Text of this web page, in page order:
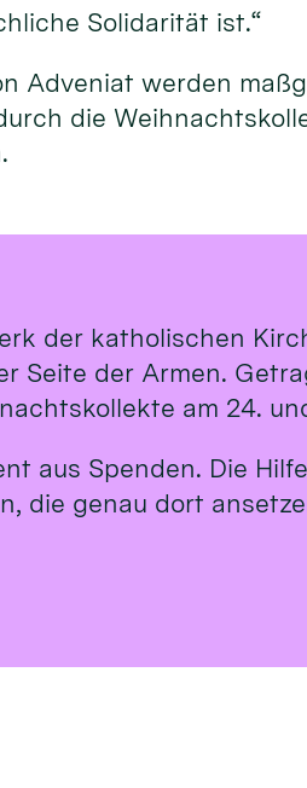
Solidarität ist.“
Adveniat werden
die
der katholischen
Seite der Armen.
am 24.
aus Spenden. Die
die genau dort